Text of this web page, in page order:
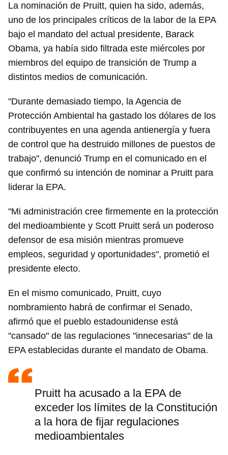
La nominación de Pruitt, quien ha sido, además,
uno de los principales críticos de la labor de la EPA
bajo el mandato del actual presidente, Barack
Obama, ya había sido filtrada este miércoles por
miembros del equipo de transición de Trump a
distintos medios de comunicación.
"Durante demasiado tiempo, la Agencia de
Protección Ambiental ha gastado los dólares de los
contribuyentes en una agenda antienergía y fuera
de control que ha destruido millones de puestos de
trabajo", denunció Trump en el comunicado en el
que confirmó su intención de nominar a Pruitt para
liderar la EPA.
"Mi administración cree firmemente en la protección
del medioambiente y Scott Pruitt será un poderoso
defensor de esa misión mientras promueve
empleos, seguridad y oportunidades", prometió el
presidente electo.
En el mismo comunicado, Pruitt, cuyo
nombramiento habrá de confirmar el Senado,
afirmó que el pueblo estadounidense está
"cansado" de las regulaciones "innecesarias" de la
EPA establecidas durante el mandato de Obama.
Pruitt ha acusado a la EPA de
exceder los límites de la Constitución
a la hora de fijar regulaciones
medioambientales